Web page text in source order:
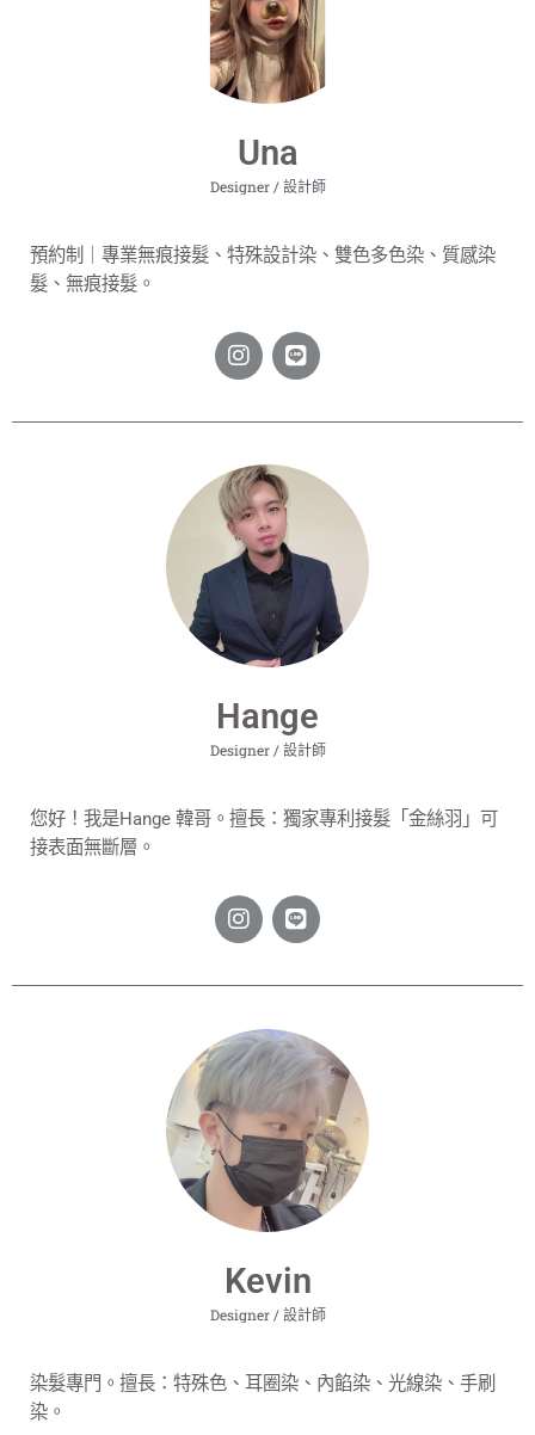
Una
Designer / 設計師
預約制｜專業無痕接髮、特殊設計染、雙色多色染、質感染
髮、無痕接髮。
Hange
Designer / 設計師
您好！我是Hange 韓哥。擅長：獨家專利接髮「金絲羽」可
接表面無斷層。
Kevin
Designer / 設計師
染髮專門。擅長：特殊色、耳圈染、內餡染、光線染、手刷
染。